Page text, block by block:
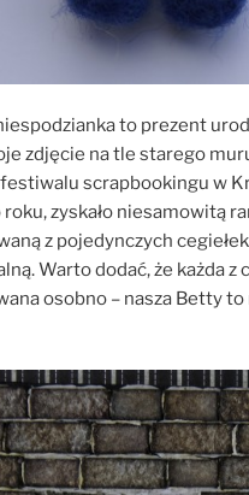
to prezent
zdjęcie na tle starego
scrapbookingu w
roku, zyskało niesamowitą
z pojedynczych
Warto dodać, że każda z
osobno – nasza Betty